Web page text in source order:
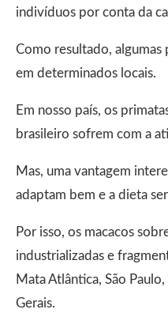
indivíduos por conta da
Como resultado,
em determinados locais.
Em nosso país, os
brasileiro sofrem com a
Mas, uma vantagem
adaptam bem e a dieta
Por isso, os macacos
industrializadas e
Mata Atlântica, São
Gerais.